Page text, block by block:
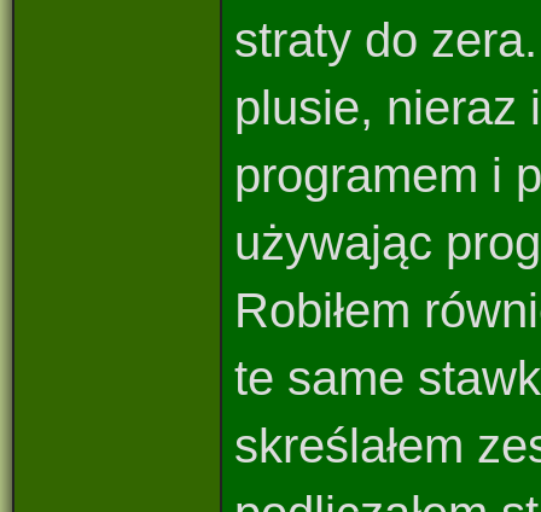
straty do
plusie, nieraz
programem i
używając
Robiłem
te same
skreślałem